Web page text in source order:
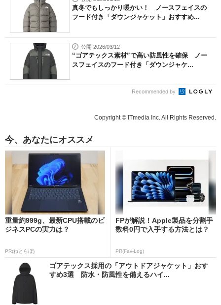
真冬でもしっかり暖かい！ ノースフェイスの
フード付き「ダウンジャケット」おすすめ...
公開 2026/03/12
“ゴアテックス素材”で高い防風性を確保 ノー
スフェイスのフード付き「ダウンジャケ...
Recommended by
Copyright © ITmedia Inc. All Rights Reserved.
今、あなたにオススメ
重量約999g、最新CPU搭載のビ
ジネスPCの実力は？
PR(ねとらぼ)
FPが解説！Apple製品を分割手
数料0円で入手する方法とは？
PR(Fav-Log)
ゴアテックス採用の「アウトドアジャケット」おす
すめ3選 防水・防風性を備えるハイ...